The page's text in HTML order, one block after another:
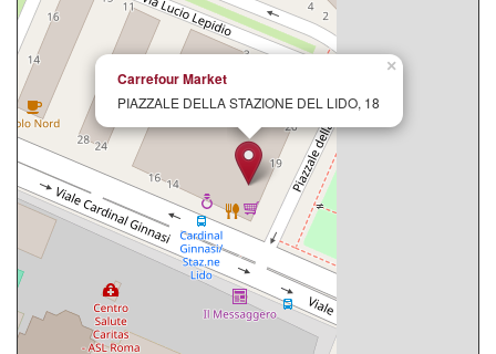
×
Carrefour Market
PIAZZALE DELLA STAZIONE DEL LIDO, 18